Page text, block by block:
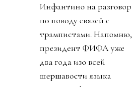
Инфантино на разговор
по поводу связей с
трампистами. Напомню,
президент ФИФА уже
два года изо всей
шершавости языка